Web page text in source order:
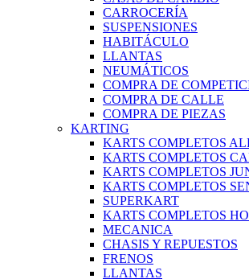
CARROCERÍA
SUSPENSIONES
HABITÁCULO
LLANTAS
NEUMÁTICOS
COMPRA DE
COMPRA DE CALLE
COMPRA DE PIEZAS
KARTING
KARTS COMPLETOS
KARTS COMPLETOS
KARTS COMPLETOS
KARTS COMPLETOS
SUPERKART
KARTS COMPLETOS
MECANICA
CHASIS Y REPUESTOS
FRENOS
LLANTAS